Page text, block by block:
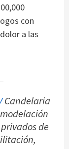
con
a las
Candelaria
de